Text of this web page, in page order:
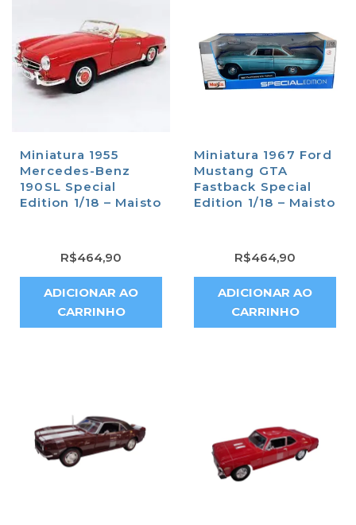
Miniatura 1955
Mercedes-Benz
190SL Special
Edition 1/18 – Maisto
R$464,90
ADICIONAR AO
CARRINHO
Miniatura 1967 Ford
Mustang GTA
Fastback Special
Edition 1/18 – Maisto
R$464,90
ADICIONAR AO
CARRINHO